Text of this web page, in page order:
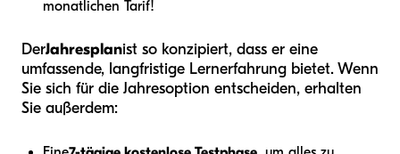
monatlichen Tarif!
DerJahresplanist so konzipiert, dass er eine
umfassende, langfristige Lernerfahrung bietet. Wenn
Sie sich für die Jahresoption entscheiden, erhalten
Sie außerdem: